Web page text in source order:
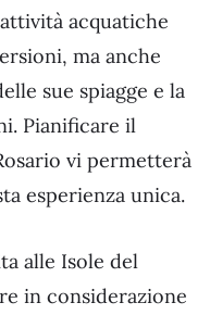
acquatiche
ma anche
sue spiagge e la
Pianificare il
vi permetterà
esperienza unica.
alle Isole del
in considerazione